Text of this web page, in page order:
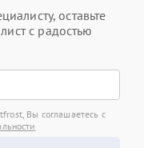
оставьте
с радостью
Вы соглашаетесь с